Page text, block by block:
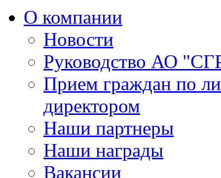
О компании
Новости
Руководство АО
Прием граждан по
директором
Наши партнеры
Наши награды
Вакансии